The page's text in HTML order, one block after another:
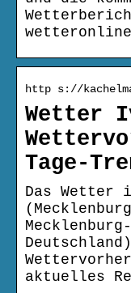
http s://
Wetter
Tage-
Das Wetter
Mecklenburg-
aktuelles